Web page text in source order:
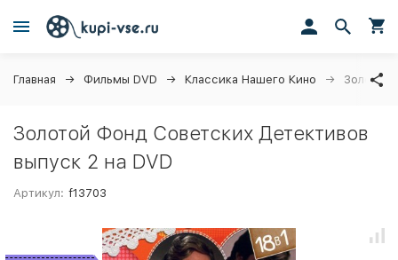
Главная Фильмы DVD Классика Нашего Кино Золотой
Золотой Фонд Советских Детективов
выпуск 2 на DVD
Артикул: f13703